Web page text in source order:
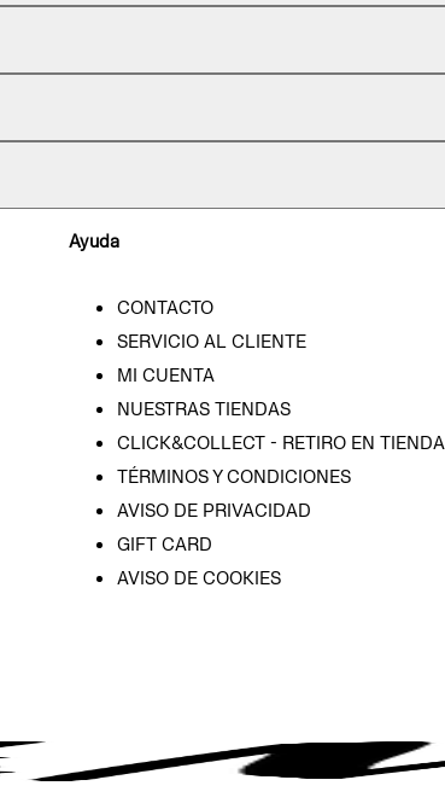
Ayuda
CONTACTO
SERVICIO AL CLIENTE
MI CUENTA
NUESTRAS TIENDAS
CLICK&COLLECT - RETIRO EN TIENDA
TÉRMINOS Y CONDICIONES
AVISO DE PRIVACIDAD
GIFT CARD
AVISO DE COOKIES